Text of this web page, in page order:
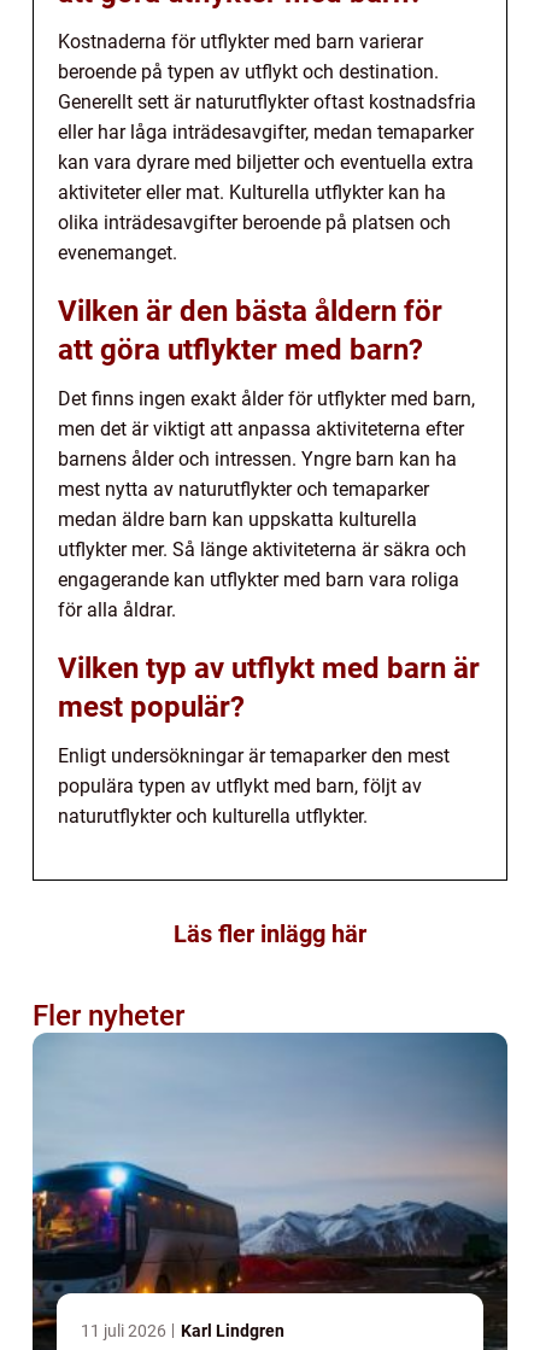
Kostnaderna för utflykter med barn varierar
beroende på typen av utflykt och destination.
Generellt sett är naturutflykter oftast kostnadsfria
eller har låga inträdesavgifter, medan temaparker
kan vara dyrare med biljetter och eventuella extra
aktiviteter eller mat. Kulturella utflykter kan ha
olika inträdesavgifter beroende på platsen och
evenemanget.
Vilken är den bästa åldern för
att göra utflykter med barn?
Det finns ingen exakt ålder för utflykter med barn,
men det är viktigt att anpassa aktiviteterna efter
barnens ålder och intressen. Yngre barn kan ha
mest nytta av naturutflykter och temaparker
medan äldre barn kan uppskatta kulturella
utflykter mer. Så länge aktiviteterna är säkra och
engagerande kan utflykter med barn vara roliga
för alla åldrar.
Vilken typ av utflykt med barn är
mest populär?
Enligt undersökningar är temaparker den mest
populära typen av utflykt med barn, följt av
naturutflykter och kulturella utflykter.
Läs fler inlägg här
Fler nyheter
11 juli 2026 Karl Lindgren